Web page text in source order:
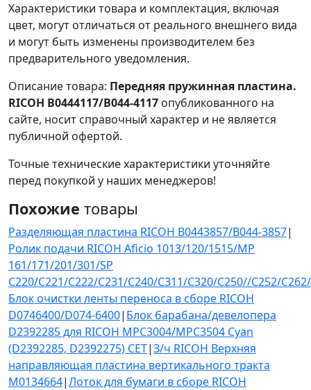
Характеристики товара и комплектация, включая
цвет, могут отличаться от реального внешнего вида
и могут быть изменены производителем без
предварительного уведомления.
Описание товара: Передняя пружинная пластина.
RICOH B0444117/B044-4117 опубликованного на
сайте, носит справочный характер и не является
публичной офертой.
Точные технические характеристики уточняйте
перед покупкой у наших менеджеров!
Похожие товары
Разделяющая пластина RICOH B0443857/B044-3857|
Ролик подачи RICOH Aficio 1013/120/1515/MP
161/171/201/301/SP
C220/C221/C222/C231/C240/C311/C320/C250//C252/
Блок очистки ленты переноса в сборе RICOH
D0746400/D074-6400| Блок барабана/девелопера
D2392285 для RICOH MPC3004/MPC3504 Cyan
(D2392285, D2392275) CET|З/ч RICOH Верхняя
направляющая пластина вертикального тракта
M0134664|Лоток для бумаги в сборе RICOH